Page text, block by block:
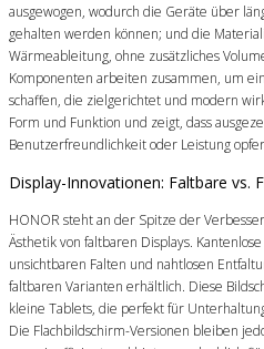
ausgewogen, wodurch die Geräte über
gehalten werden können; und die
Wärmeableitung, ohne zusätzliches
Komponenten arbeiten zusammen, um
schaffen, die zielgerichtet und modern
Form und Funktion und zeigt, dass
Benutzerfreundlichkeit oder Leistung
Display-Innovationen: Faltbare vs.
HONOR steht an der Spitze der
Ästhetik von faltbaren Displays.
unsichtbaren Falten und nahtlosen
faltbaren Varianten erhältlich. Diese
kleine Tablets, die perfekt für
Die Flachbildschirm-Versionen bleiben